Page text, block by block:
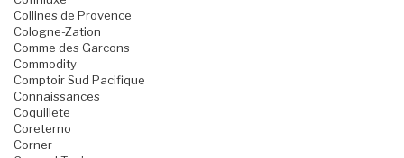
Collines de Provence
Cologne-Zation
Comme des Garcons
Commodity
Comptoir Sud Pacifique
Connaissances
Coquillete
Coreterno
Corner